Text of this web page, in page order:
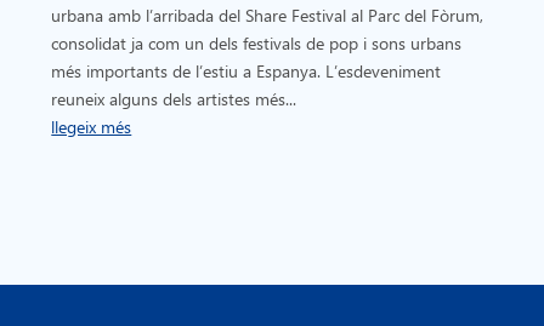
urbana amb l’arribada del Share Festival al Parc del Fòrum,
consolidat ja com un dels festivals de pop i sons urbans
més importants de l’estiu a Espanya. L’esdeveniment
reuneix alguns dels artistes més...
llegeix més